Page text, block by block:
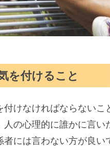
を付けること
付けなければならない
人の心理的に誰かに言
には言わない方が良